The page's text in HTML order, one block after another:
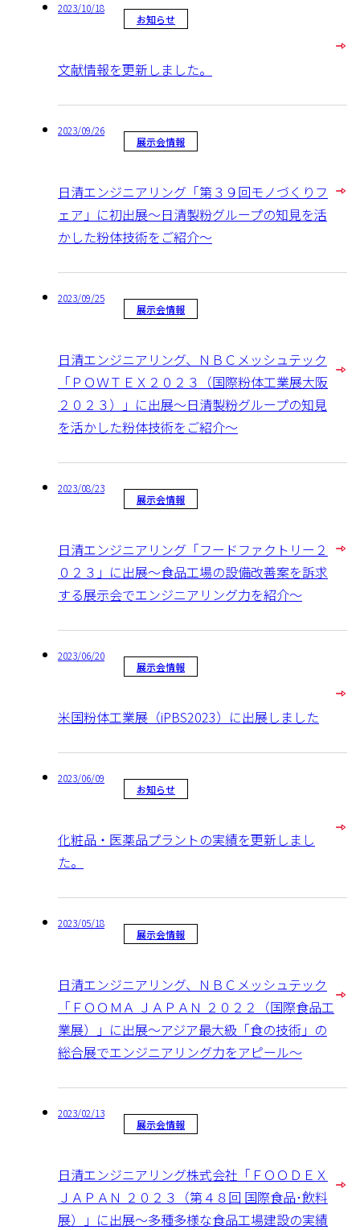
2023/10/18
お知らせ
文献情報を更新しました。
2023/09/26
展示会情報
日清エンジニアリング「第３９回モノづくりフ
ェア」に初出展～日清製粉グループの知見を活
かした粉体技術をご紹介～
2023/09/25
展示会情報
日清エンジニアリング、ＮＢＣメッシュテック
「ＰＯＷＴＥＸ２０２３（国際粉体工業展大阪
２０２３）」に出展～日清製粉グループの知見
を活かした粉体技術をご紹介～
2023/08/23
展示会情報
日清エンジニアリング「フードファクトリー２
０２３」に出展～食品工場の設備改善案を訴求
する展示会でエンジニアリング力を紹介～
2023/06/20
展示会情報
米国粉体工業展（iPBS2023）に出展しました
2023/06/09
お知らせ
化粧品・医薬品プラントの実績を更新しまし
た。
2023/05/18
展示会情報
日清エンジニアリング、ＮＢＣメッシュテック
「ＦＯＯＭＡ ＪＡＰＡＮ ２０２２（国際食品工
業展）」に出展～アジア最大級「食の技術」の
総合展でエンジニアリング力をアピール～
2023/02/13
展示会情報
日清エンジニアリング株式会社「ＦＯＯＤＥＸ
ＪＡＰＡＮ ２０２３（第４８回 国際食品･飲料
展）」に出展～多種多様な食品工場建設の実績